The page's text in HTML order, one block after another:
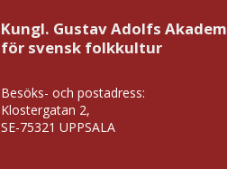
Kungl. Gustav Adolfs
för svensk folkkultur
Besöks- och postadress:
Klostergatan 2,
SE-75321 UPPSALA